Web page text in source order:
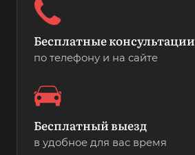
Бесплатные консультации
по телефону и на сайте
Бесплатный выезд
в удобное для вас время